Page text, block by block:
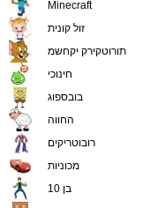
Minecraft
זול קונית
תורוטקירק יקחשמ
חינוכי
בובספוג
החווה
רובוטריקים
מכוניות
בן 10